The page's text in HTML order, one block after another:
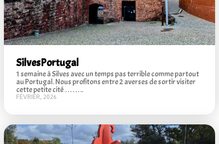
SilvesPortugal
1 semaine à Silves avec un temps pas terrible comme partout
au Portugal. Nous profitons entre 2 averses de sortir visiter
cette petite cité ……..
FÉVRIER, 2026